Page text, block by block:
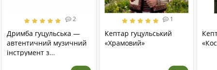
2
Дримба гуцульська —
автентичний музичний
інструмент з
1
Кептар гуцульський
«Храмовий»